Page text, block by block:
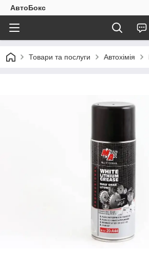
АвтоБокс
Товари та послуги Автохімія